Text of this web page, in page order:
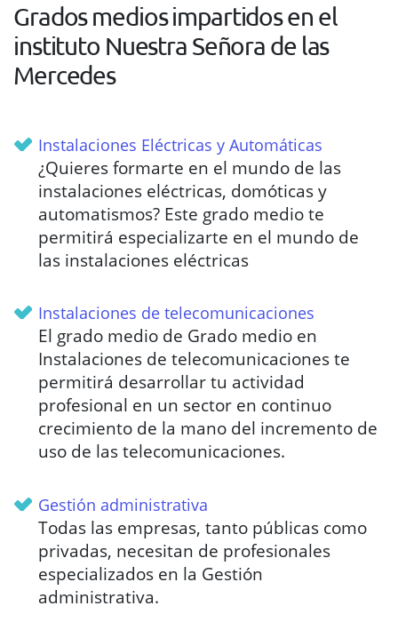
Grados medios impartidos en el
instituto Nuestra Señora de las
Mercedes
Instalaciones Eléctricas y Automáticas
¿Quieres formarte en el mundo de las
instalaciones eléctricas, domóticas y
automatismos? Este grado medio te
permitirá especializarte en el mundo de
las instalaciones eléctricas
Instalaciones de telecomunicaciones
El grado medio de Grado medio en
Instalaciones de telecomunicaciones te
permitirá desarrollar tu actividad
profesional en un sector en continuo
crecimiento de la mano del incremento de
uso de las telecomunicaciones.
Gestión administrativa
Todas las empresas, tanto públicas como
privadas, necesitan de profesionales
especializados en la Gestión
administrativa.